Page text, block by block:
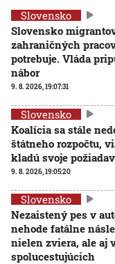
Slovensko
Slovensko
zahraničných
potrebuje. Vláda
nábor
9. 8. 2026, 19:07:31
Slovensko
Koalícia sa stále
štátneho rozpočtu,
kladú svoje
9. 8. 2026, 19:05:20
Slovensko
Nezaistený pes v
nehode fatálne
nielen zviera, ale aj
spolucestujúcich